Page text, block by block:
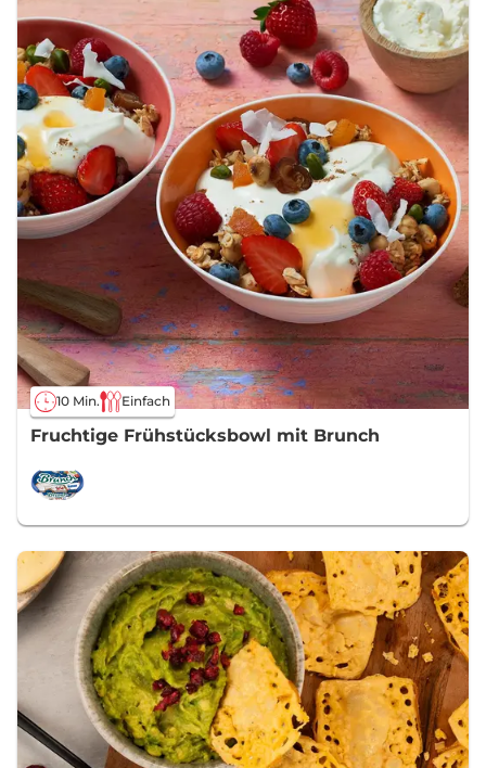
10 Min. Einfach
Fruchtige Frühstücksbowl mit Brunch